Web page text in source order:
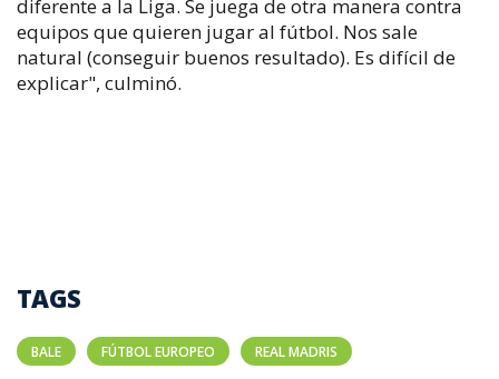
diferente a la Liga. Se juega de otra manera contra
equipos que quieren jugar al fútbol. Nos sale
natural (conseguir buenos resultado). Es difícil de
explicar", culminó.
TAGS
BALE FÚTBOL EUROPEO REAL MADRIS